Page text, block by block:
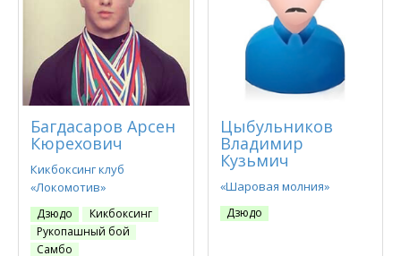
Багдасаров Арсен
Кюрехович
Кикбоксинг клуб
«Локомотив»
Дзюдо
Кикбоксинг
Рукопашный бой
Самбо
Цыбульников
Владимир
Кузьмич
«Шаровая молния»
Дзюдо